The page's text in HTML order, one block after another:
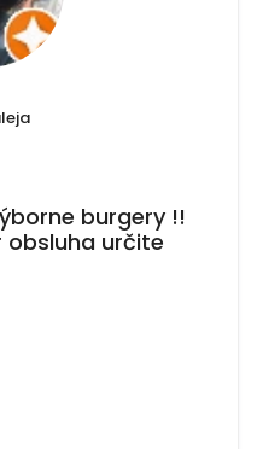
burgery !!
obsluha určite